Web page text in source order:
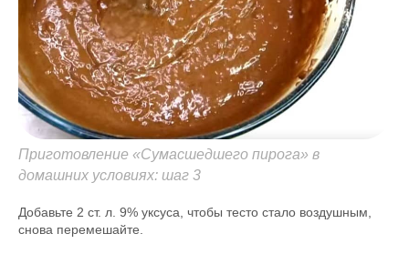
Приготовление «Сумасшедшего пирога» в
домашних условиях: шаг 3
Добавьте 2 ст. л. 9% уксуса, чтобы тесто стало воздушным,
снова перемешайте.